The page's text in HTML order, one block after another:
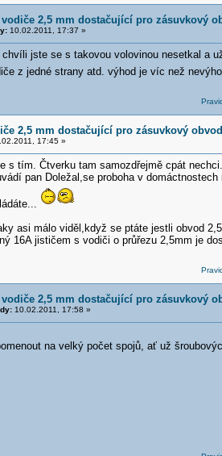
vodiče 2,5 mm dostačující pro zásuvkový
10.02.2011, 17:37 »
chvíli jste se s takovou volovinou nesetkal a
z jedné strany atd. výhod je víc než
2,5 mm dostačující pro zásuvkový
17:45 »
s tím. Čtverku tam samozdřejmě cpát
pan Doležal,se proboha v
asi málo viděl,když se ptáte jestli obvod
16A jističem s vodiči o průřezu 2,5mm je
vodiče 2,5 mm dostačující pro zásuvkový
10.02.2011, 17:58 »
na velký počet spojů, ať už